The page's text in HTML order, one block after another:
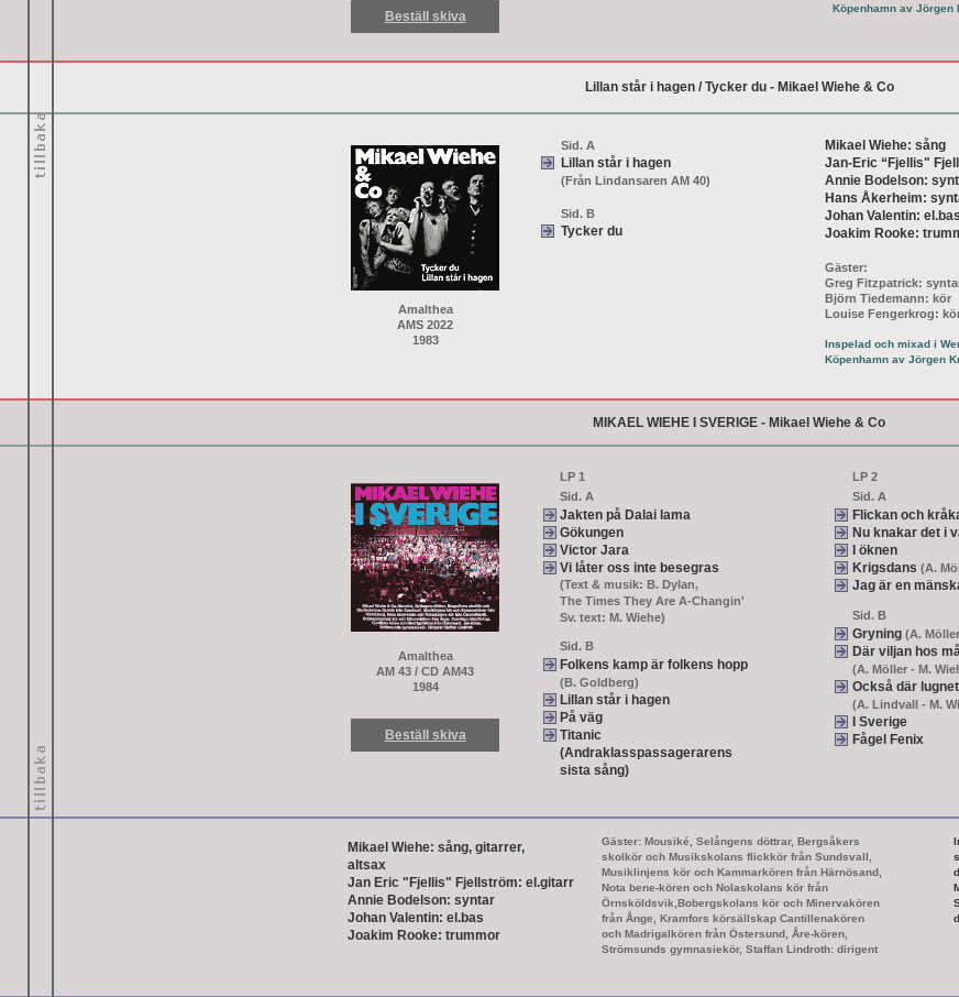
Beställ skiva
Köpenhamn av Jörgen
Lillan står i hagen / Tycker du - Mikael Wiehe & Co
Amalthea
AMS 2022
1983
Sid. A
Lillan står i hagen
(Från Lindansaren AM 40)
Sid. B
Tycker du
Mikael Wiehe: sång
Jan-Eric “Fjellis"
Annie Bodelson:
Hans Åkerheim:
Johan Valentin: el.bas
Joakim Rooke:
Gäster:
Greg Fitzpatrick:
Björn Tiedemann: kör
Louise Fengerkrog:
Inspelad och mixad i
Köpenhamn av Jörgen
MIKAEL WIEHE I SVERIGE - Mikael Wiehe & Co
Amalthea
AM 43 / CD AM43
1984
Beställ skiva
LP 1
Sid. A
Jakten på Dalai lama
Gökungen
Victor Jara
Vi låter oss inte besegras
(Text & musik: B. Dylan,
The Times They Are A-Changin'
Sv. text: M. Wiehe)
Sid. B
Folkens kamp är folkens hopp
(B. Goldberg)
Lillan står i hagen
På väg
Titanic
(Andraklasspassagerarens
sista sång)
LP 2
Sid. A
Flickan och
Nu knakar det i
I öknen
Krigsdans (A.
Jag är en
Sid. B
Gryning (A.
Där viljan hos
(A. Möller - M.
Också där
(A. Lindvall - M.
I Sverige
Fågel Fenix
Mikael Wiehe: sång, gitarrer,
altsax
Jan Eric "Fjellis" Fjellström: el.gitarr
Annie Bodelson: syntar
Johan Valentin: el.bas
Joakim Rooke: trummor
Gäster: Mousiké, Selångens döttrar, Bergsåkers
skolkör och Musikskolans flickkör från Sundsvall,
Musiklinjens kör och Kammarkören från Härnösand,
Nota bene-kören och Nolaskolans kör från
Örnsköldsvik,Bobergskolans kör och Minervakören
från Ånge, Kramfors körsällskap Cantillenakören
och Madrigalkören från Östersund, Åre-kören,
Strömsunds gymnasiekör, Staffan Lindroth: dirigent